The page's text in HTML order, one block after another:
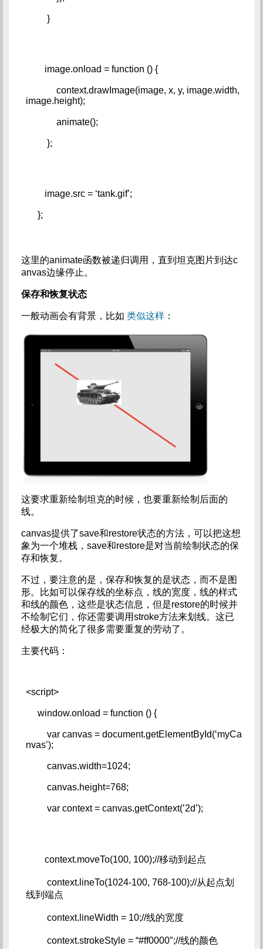
}
image.onload = function () {
image.height);
animate();
};
image.src = ‘tank.gif’;
};
这里的animate函数被递归调用，直到坦克图片到达c
anvas边缘停止。
保存和恢复状态
一般动画会有背景，比如 类似这样：
这要求重新绘制坦克的时候，也要重新绘制后面的
线。
canvas提供了save和restore状态的方法，可以把这想
象为一个堆栈，save和restore是对当前绘制状态的保
存和恢复。
不过，要注意的是，保存和恢复的是状态，而不是图
形。比如可以保存线的坐标点，线的宽度，线的样式
和线的颜色，这些是状态信息，但是restore的时候并
不绘制它们，你还需要调用stroke方法来划线。这已
经极大的简化了很多需要重复的劳动了。
主要代码：
<script>
window.onload = function () {
nvas’);
canvas.width=1024;
canvas.height=768;
var context = canvas.getContext(’2d’);
context.moveTo(100, 100);//移动到起点
线到端点
context.lineWidth = 10;//线的宽度
context.strokeStyle = “#ff0000″;//线的颜色